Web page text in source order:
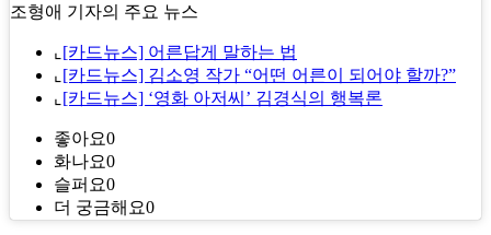
조형애 기자의 주요 뉴스
⌞ [카드뉴스] 어른답게 말하는 법
⌞ [카드뉴스] 김소영 작가 “어떤 어른이 되어야 할까?”
⌞ [카드뉴스] ‘영화 아저씨’ 김경식의 행복론
좋아요0
화나요0
슬퍼요0
더 궁금해요0